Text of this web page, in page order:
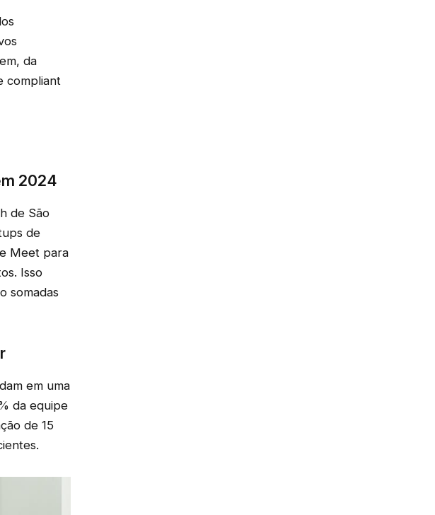
da
compliant
2024
de São
de
Meet para
Isso
somadas
em uma
da equipe
de 15